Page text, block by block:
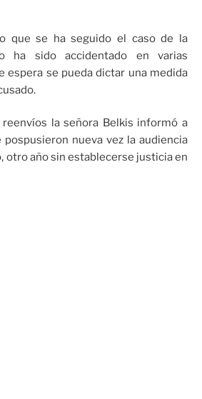
que se ha seguido el caso de la
ha sido accidentado en varias
espera se pueda dictar una medida
la señora Belkis informó a
pospusieron nueva vez la audiencia
otro año sin establecerse justicia en